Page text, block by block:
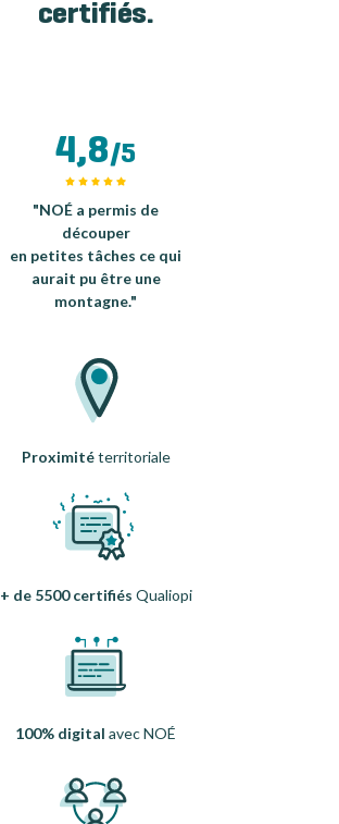
certifiés.
+ de 5500 certifiés Qualiopi
100% digital avec NOÉ
4,8/5
"NOÉ a permis de
découper
en petites tâches ce qui
aurait pu être une
montagne."
Proximitéterritoriale